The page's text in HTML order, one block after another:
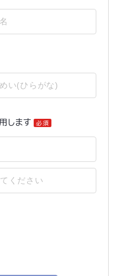
します 必須